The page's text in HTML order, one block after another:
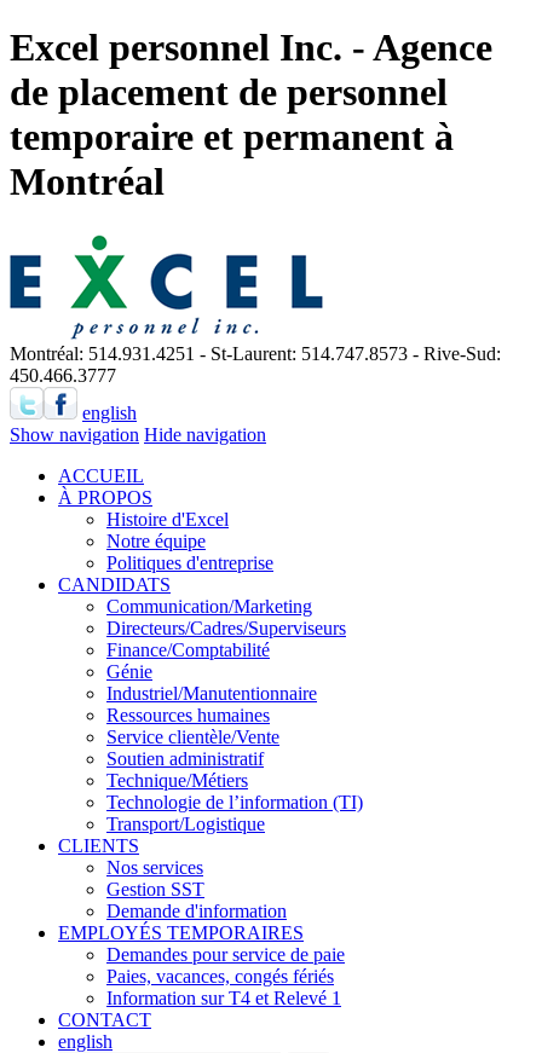
Excel personnel Inc. - Agence
de placement de personnel
temporaire et permanent à
Montréal
Montréal: 514.931.4251 - St-Laurent: 514.747.8573 - Rive-Sud:
450.466.3777
english
Show navigation Hide navigation
ACCUEIL
À PROPOS
Histoire d'Excel
Notre équipe
Politiques d'entreprise
CANDIDATS
Communication/Marketing
Directeurs/Cadres/Superviseurs
Finance/Comptabilité
Génie
Industriel/Manutentionnaire
Ressources humaines
Service clientèle/Vente
Soutien administratif
Technique/Métiers
Technologie de l’information (TI)
Transport/Logistique
CLIENTS
Nos services
Gestion SST
Demande d'information
EMPLOYÉS TEMPORAIRES
Demandes pour service de paie
Paies, vacances, congés fériés
Information sur T4 et Relevé 1
CONTACT
english